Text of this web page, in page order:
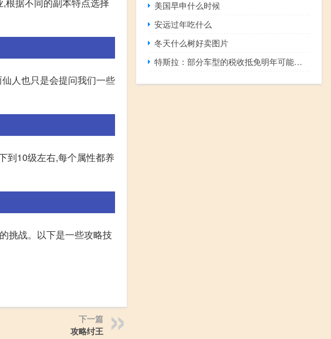
人也只是会提问我们一些
到10级左右,每个属性都养
挑战。以下是一些攻略技
下一篇
攻略纣王
美国早申什么时候
安远过年吃什么
冬天什么树好卖图片
特斯拉：部分车型的税收抵免明年可能减少